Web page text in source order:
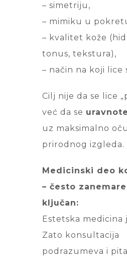
– simetriju,
– mimiku u
– kvalitet kože
tonus, tekstura),
– način na koji lice
Cilj nije da se lice
već da se
uz maksimalno
prirodnog izgleda.
Medicinski deo
– često
ključan:
Estetska medicina
Zato konsultacija
podrazumeva i